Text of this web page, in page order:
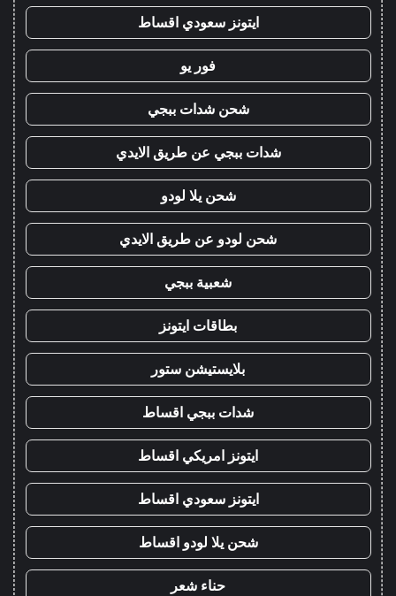
ايتونز سعودي اقساط
فور يو
شحن شدات ببجي
شدات ببجي عن طريق الايدي
شحن يلا لودو
شحن لودو عن طريق الايدي
شعبية ببجي
بطاقات ايتونز
بلايستيشن ستور
شدات ببجي اقساط
ايتونز امريكي اقساط
ايتونز سعودي اقساط
شحن يلا لودو اقساط
حناء شعر